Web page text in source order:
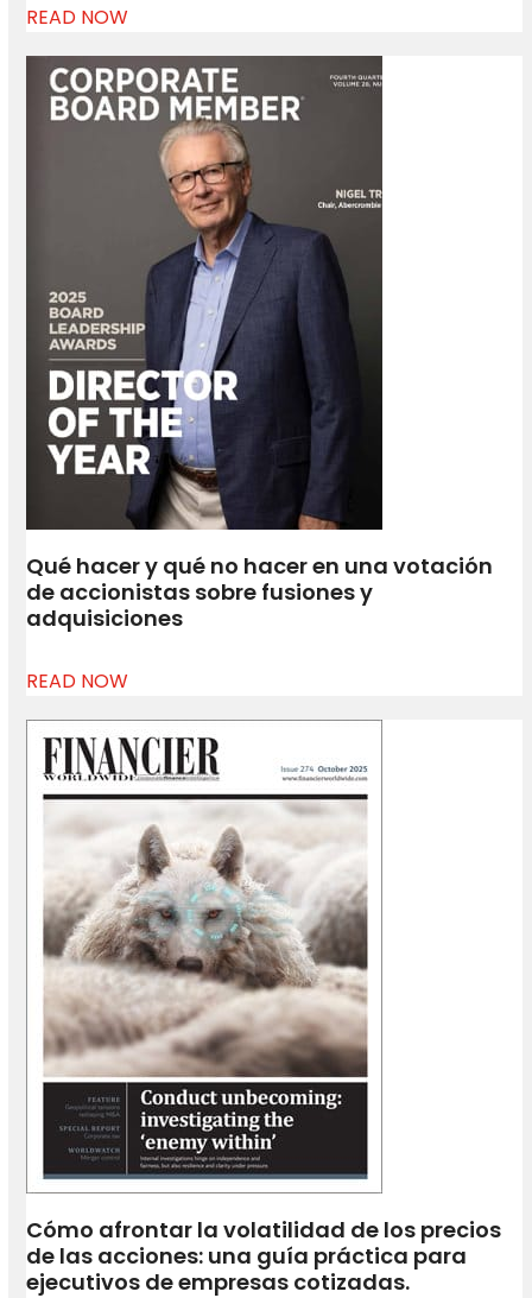
READ NOW
Qué hacer y qué no hacer en una votación
de accionistas sobre fusiones y
adquisiciones
READ NOW
Cómo afrontar la volatilidad de los precios
de las acciones: una guía práctica para
ejecutivos de empresas cotizadas.